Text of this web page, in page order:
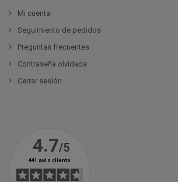
Mi cuenta
Seguimiento de pedidos
Preguntas frecuentes
Contraseña olvidada
Cerrar sesión